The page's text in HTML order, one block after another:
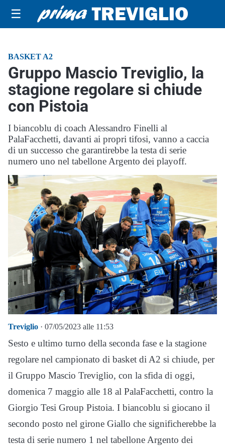
☰
BASKET A2
Gruppo Mascio Treviglio, la
stagione regolare si chiude
con Pistoia
I biancoblu di coach Alessandro Finelli al
PalaFacchetti, davanti ai propri tifosi, vanno a caccia
di un successo che garantirebbe la testa di serie
numero uno nel tabellone Argento dei playoff.
Treviglio · 07/05/2023 alle 11:53
Sesto e ultimo turno della seconda fase e la stagione
regolare nel campionato di basket di A2 si chiude, per
il Gruppo Mascio Treviglio, con la sfida di oggi,
domenica 7 maggio alle 18 al PalaFacchetti, contro la
Giorgio Tesi Group Pistoia. I biancoblu si giocano il
secondo posto nel girone Giallo che significherebbe la
testa di serie numero 1 nel tabellone Argento dei